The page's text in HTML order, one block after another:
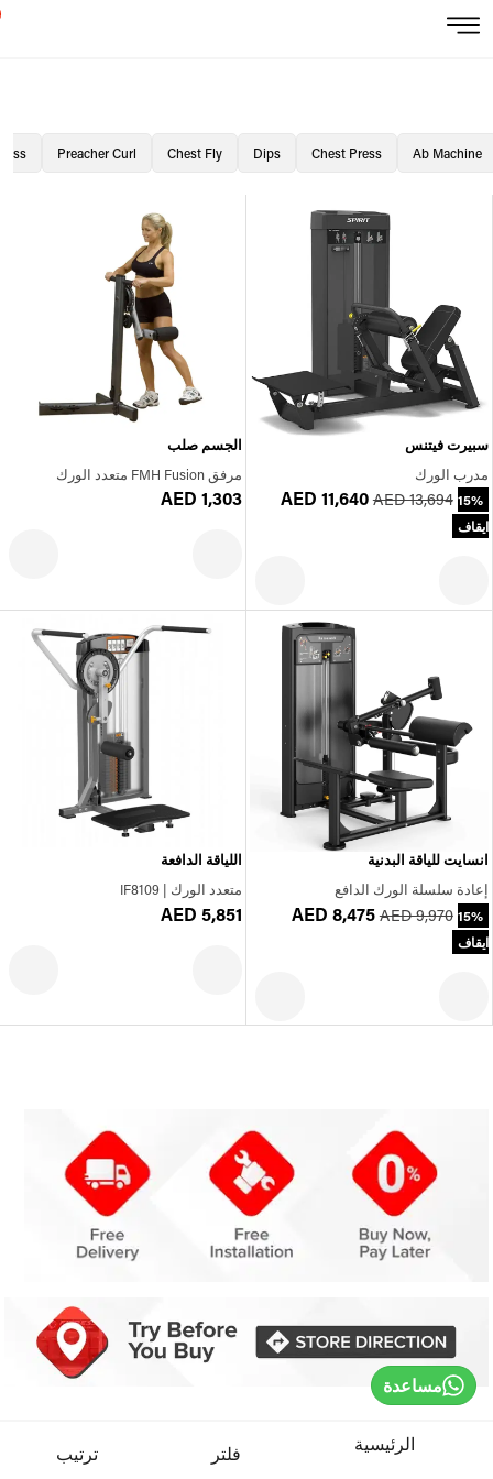
Ab Machine
Chest Press
Dips
Chest Fly
Preacher Curl
سبيرت فيتنس
مدرب الورك
AED 11,640 AED 13,694 15%
ايقاف
الجسم صلب
مرفق FMH Fusion متعدد الورك
AED 1,303
انسايت للياقة البدنية
إعادة سلسلة الورك الدافع
AED 8,475 AED 9,970 15%
ايقاف
اللياقة الدافعة
متعدد الورك | IF8109
AED 5,851
الرئيسية فلتر ترتيب
مساعدة